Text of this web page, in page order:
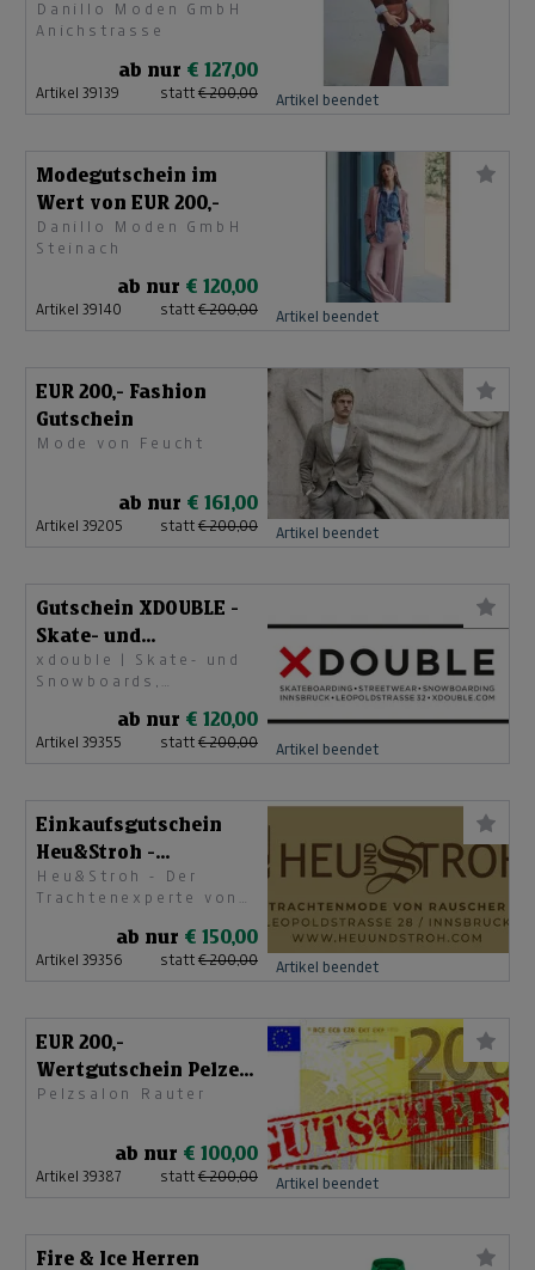
Danillo Moden GmbH
Anichstrasse
ab nur € 127,00
Artikel 39139 statt € 200,00 Artikel beendet
Modegutschein im
Wert von EUR 200,-
Danillo Moden GmbH
Steinach
ab nur € 120,00
Artikel 39140 statt € 200,00 Artikel beendet
EUR 200,- Fashion
Gutschein
Mode von Feucht
ab nur € 161,00
Artikel 39205 statt € 200,00 Artikel beendet
Gutschein XDOUBLE -
Skate- und
Snowboardshop
xdouble | Skate- und
Snowboards,
ab nur € 120,00
Artikel 39355 statt € 200,00 Artikel beendet
Einkaufsgutschein
Heu&Stroh -
Trachtenmode von
Rauscher
Heu&Stroh - Der
Trachtenexperte von
ab nur € 150,00
Artikel 39356 statt € 200,00 Artikel beendet
EUR 200,-
Wertgutschein Pelze
Rauter
Pelzsalon Rauter
ab nur € 100,00
Artikel 39387 statt € 200,00 Artikel beendet
Fire & Ice Herren